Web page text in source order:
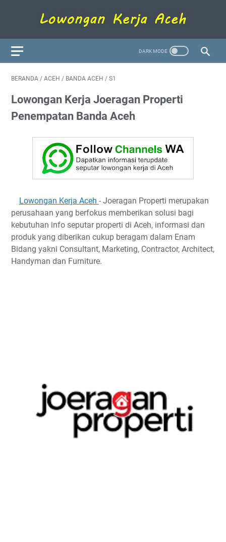
BERANDA / ACEH / BANDA ACEH / S1
Lowongan Kerja Joeragan Properti
Penempatan Banda Aceh
Lowongan Kerja Aceh - Joeragan Properti merupakan
perusahaan yang berfokus memberikan solusi bagi
kebutuhan info seputar properti di Aceh, informasi dan
produk yang diberikan cukup beragam dalam Enam
Bidang yakni Consultant, Marketing, Contractor, Architect,
Handyman dan Furniture.